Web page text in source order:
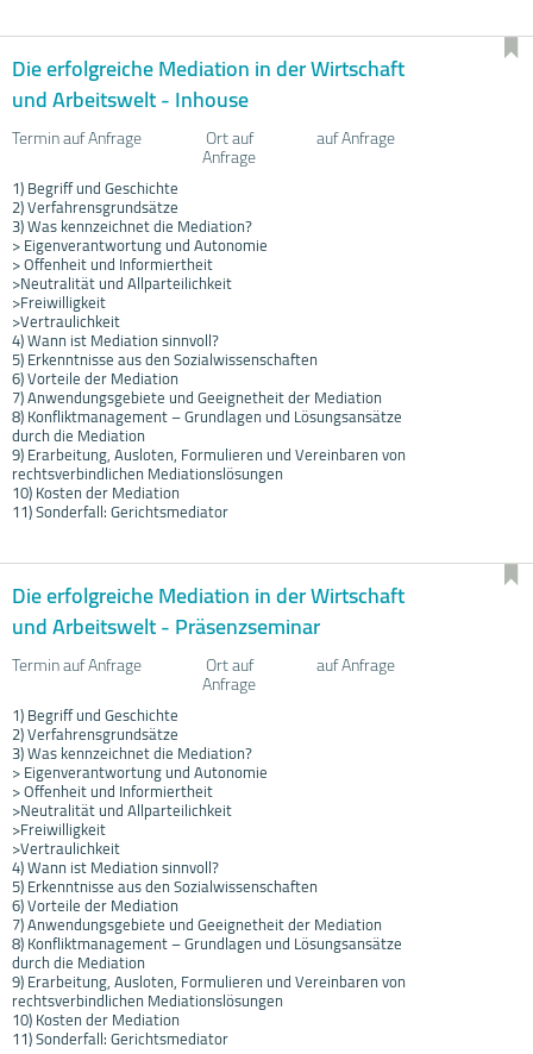
Die erfolgreiche Mediation in der Wirtschaft
und Arbeitswelt - Inhouse
Termin auf Anfrage Ort auf
Anfrage
auf Anfrage
1) Begriff und Geschichte
2) Verfahrensgrundsätze
3) Was kennzeichnet die Mediation?
> Eigenverantwortung und Autonomie
> Offenheit und Informiertheit
>Neutralität und Allparteilichkeit
>Freiwilligkeit
>Vertraulichkeit
4) Wann ist Mediation sinnvoll?
5) Erkenntnisse aus den Sozialwissenschaften
6) Vorteile der Mediation
7) Anwendungsgebiete und Geeignetheit der Mediation
8) Konfliktmanagement – Grundlagen und Lösungsansätze
durch die Mediation
9) Erarbeitung, Ausloten, Formulieren und Vereinbaren von
rechtsverbindlichen Mediationslösungen
10) Kosten der Mediation
11) Sonderfall: Gerichtsmediator
Die erfolgreiche Mediation in der Wirtschaft
und Arbeitswelt - Präsenzseminar
Termin auf Anfrage Ort auf
Anfrage
auf Anfrage
1) Begriff und Geschichte
2) Verfahrensgrundsätze
3) Was kennzeichnet die Mediation?
> Eigenverantwortung und Autonomie
> Offenheit und Informiertheit
>Neutralität und Allparteilichkeit
>Freiwilligkeit
>Vertraulichkeit
4) Wann ist Mediation sinnvoll?
5) Erkenntnisse aus den Sozialwissenschaften
6) Vorteile der Mediation
7) Anwendungsgebiete und Geeignetheit der Mediation
8) Konfliktmanagement – Grundlagen und Lösungsansätze
durch die Mediation
9) Erarbeitung, Ausloten, Formulieren und Vereinbaren von
rechtsverbindlichen Mediationslösungen
10) Kosten der Mediation
11) Sonderfall: Gerichtsmediator